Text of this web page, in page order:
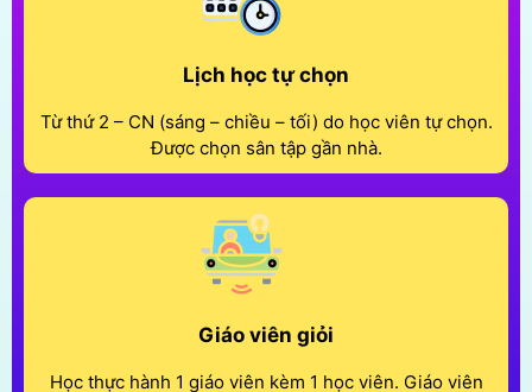
Lịch học tự chọn
Từ thứ 2 – CN (sáng – chiều – tối) do học viên tự chọn.
Được chọn sân tập gần nhà.
Giáo viên giỏi
Học thực hành 1 giáo viên kèm 1 học viên. Giáo viên